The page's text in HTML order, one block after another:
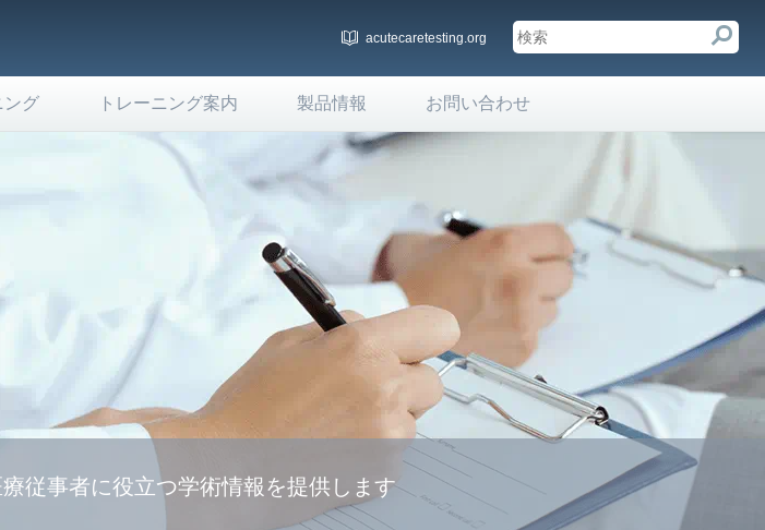
acutecaretesting.org
ング トレーニング案内 製品情報 お問い合わせ
従事者に役立つ学術情報を提供します